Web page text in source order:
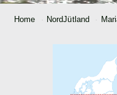
Home NordJütland